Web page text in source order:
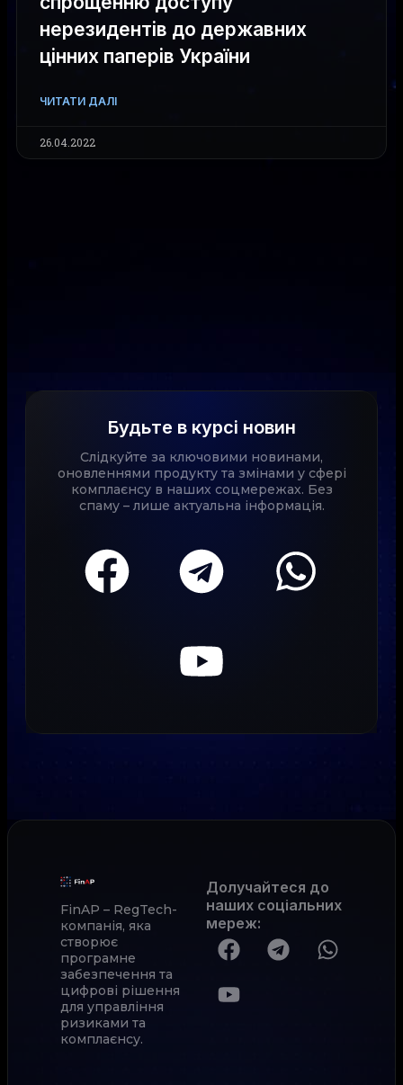
нерезидентів до державних
цінних паперів України
ЧИТАТИ ДАЛІ
26.04.2022
Будьте в курсі новин
Слідкуйте за ключовими новинами,
оновленнями продукту та змінами у сфері
комплаєнсу в наших соцмережах. Без
спаму – лише актуальна інформація.
FinAP – RegTech-
компанія, яка
створює
програмне
забезпечення та
цифрові рішення
для управління
ризиками та
комплаєнсу.
Долучайтеся до
наших соціальних
мереж: